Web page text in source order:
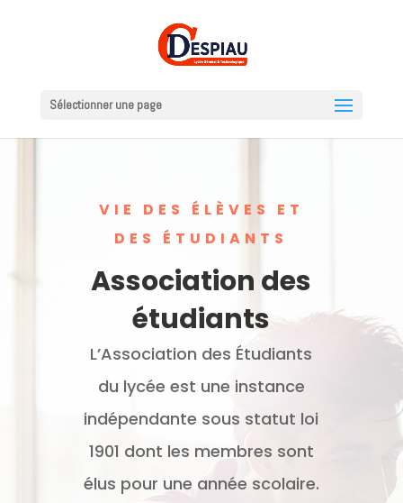
Sélectionner une page
VIE DES ÉLÈVES ET
DES ÉTUDIANTS
Association des
étudiants
L’Association des Étudiants
du lycée est une instance
indépendante sous statut loi
1901 dont les membres sont
élus pour une année scolaire.